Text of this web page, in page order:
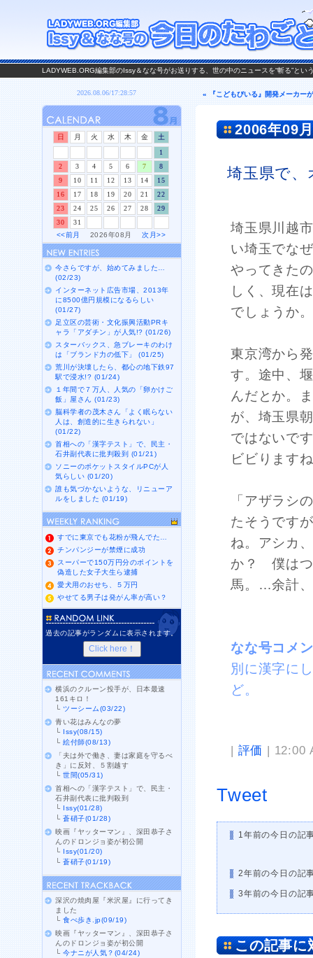
LADYWEB.ORG編集部のIssy＆なな号がお送りする、世の中のニュースを“斬る”と
« 『こどもびいる』開発メーカー
2006年09
埼玉県で
埼玉県川越
い埼玉でな
やってきた
しく、現在
でしょうか。
東京湾から
す。途中、
んだとか。
が、埼玉県
ではないで
ビビります
「アザラシ
たそうです
ね。アシカ
か？ 僕はつ
馬。…余計
なな号コ
別に漢字に
ど。
| 評価 | 12:00
Tweet
1年前の今日の記
2年前の今日の記
3年前の今日の記
この記事に
日 月 火 水 木 金
土
1
2
3 4 5 6 7
8
9
10 11 12 13 14
15
16
17 18 19 20 21
22
23
24 25 26 27 28
29
30
31
<<前月
2026年08月次月>>
今さらですが、始めてみました…
(02/23)
インターネット広告市場、2013年
に8500億円規模になるらしい
(01/27)
足立区の芸術・文化振興活動PRキ
ャラ「アダチン」が人気!? (01/26)
スターバックス、急ブレーキのわけ
は「ブランド力の低下」 (01/25)
荒川が決壊したら、都心の地下鉄97
駅で浸水!? (01/24)
１年間で７万人、人気の「卵かけご
飯」屋さん (01/23)
脳科学者の茂木さん「よく眠らない
人は、創造的に生きられない」
(01/22)
首相への「漢字テスト」で、民主・
石井副代表に批判殺到 (01/21)
ソニーのポケットスタイルPCが人
気らしい (01/20)
誰も気づかないような、リニューア
ルをしました (01/19)
すでに東京でも花粉が飛んでた…
チンパンジーが禁煙に成功
スーパーで150万円分のポイントを
偽造した女子大生ら逮捕
愛犬用のおせち、５万円
やせてる男子は発がん率が高い？
過去の記事がランダムに表示されます。
横浜のクルーン投手が、日本最速
161キロ！
└ツーシーム(03/22)
青い花はみんなの夢
└ Issy(08/15)
└絵付師(08/13)
「夫は外で働き、妻は家庭を守るべ
き」に反対、５割越す
└世間(05/31)
首相への「漢字テスト」で、民主・
石井副代表に批判殺到
└ Issy(01/28)
└蒼硝子(01/28)
映画『ヤッターマン』、深田恭子さ
んのドロンジョ姿が初公開
└ Issy(01/20)
└蒼硝子(01/19)
深沢の焼肉屋『米沢屋』に行ってき
ました
└食べ歩き.jp(09/19)
映画『ヤッターマン』、深田恭子さ
んのドロンジョ姿が初公開
└今ナニが人気？(04/24)